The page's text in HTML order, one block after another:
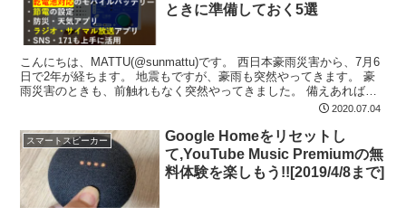
ときに準備しておく5選
こんにちは、MATTU(@sunmattu)です。 西日本豪雨災害から、7月6
日で2年が経ちます。 地震もですが、豪雨も突然やってきます。 豪
雨災害のときも、前触れもなく突然やってきました。 備えあれば憂
2020.07.04
スマートスピーカー
Google Homeをリセットし
て,YouTube Music Premiumの無
料体験を楽しもう!![2019/4/8まで]